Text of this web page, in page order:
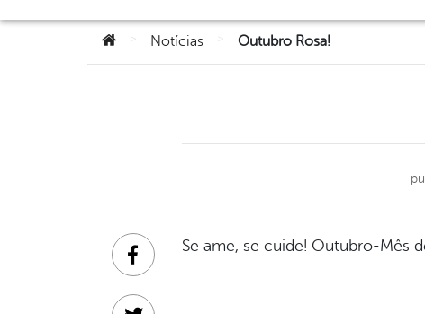
Você está aqui:
Notícias Outubro Rosa!
Se ame, se cuide! Outubro-Mês
Facebook